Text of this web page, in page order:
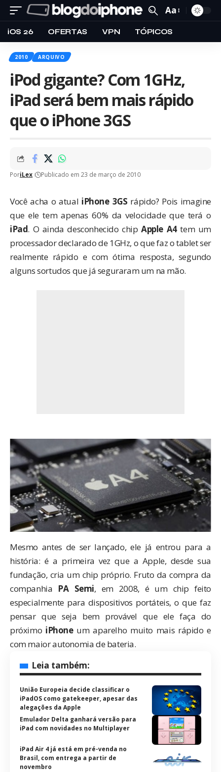
Aa
iOS 26 OFERTAS VPN TÓPICOS
2010 ARQUIVO
iPod gigante? Com 1GHz,
iPad será bem mais rápido
que o iPhone 3GS
PoriLex Publicado em 23 de março de 2010
Você acha o atual iPhone 3GS rápido? Pois imagine
que ele tem apenas 60% da velocidade que terá o
iPad. O ainda desconhecido chipApple A4tem um
processador declarado de 1GHz, o que faz o tablet ser
realmente rápido e com ótima resposta, segundo
alguns sortudos que já seguraram um na mão.
Mesmo antes de ser lançado, ele já entrou para a
história: é a primeira vez que a Apple, desde sua
fundação, cria um chip próprio. Fruto da compra da
companhia PA Semi, em 2008, é um chip feito
especialmente para dispositivos portáteis, o que faz
pensar que seja bem provável que ele faça do
próximo iPhoneum aparelho muito mais rápido e
com maior autonomia de bateria.
Leia também:
União Europeia decide classificar o
iPadOS como gatekeeper, apesar das
alegações da Apple
Emulador Delta ganhará versão para
iPad com novidades no Multiplayer
iPad Air 4 já está em pré-venda no
Brasil, com entrega a partir de
novembro